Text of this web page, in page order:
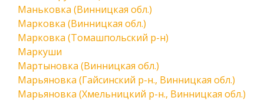
Маньковка (Винницкая обл.)
Марковка (Винницкая обл.)
Марковка (Томашпольский р-н)
Маркуши
Мартыновка (Винницкая обл.)
Марьяновка (Гайсинский р-н., Винницкая обл.)
Марьяновка (Хмельницкий р-н., Винницкая обл.)